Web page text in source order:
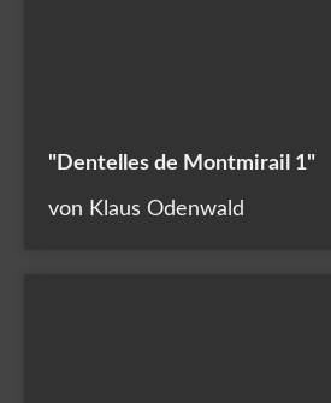
"Dentelles de Montmirail 1"
von Klaus Odenwald